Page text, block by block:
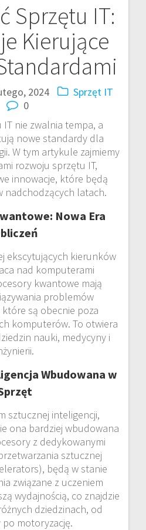
Sprzętu IT:
Kierujące
2024
Sprzęt IT
0
nie zwalnia tempa, a
nowe standardy dla
W tym artykule zajmiemy
rozwoju sprzętu IT,
innowacje, które będą
nadchodzących latach.
Nowa Era
ekscytujących kierunków
nad komputerami
kwantowe mają
problemów
są obecnie poza
komputerów. To otwiera
nauki, medycyny i
Wbudowana w
sztucznej inteligencji,
ona bardziej wbudowana
z dedykowanymi
sztucznej
będą w stanie
związane z uczeniem
wydajnością, co znajdzie
dziedzinach, od
po motoryzację.